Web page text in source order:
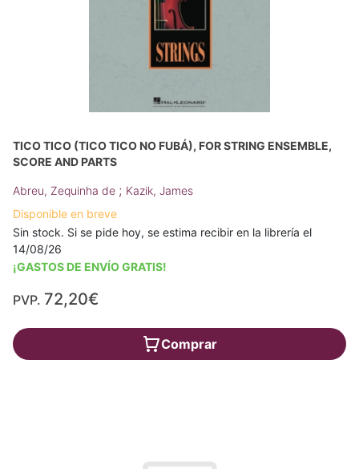
TICO TICO (TICO TICO NO FUBÁ), FOR STRING ENSEMBLE,
SCORE AND PARTS
Abreu, Zequinha de ; Kazik, James
Disponible en breve
Sin stock. Si se pide hoy, se estima recibir en la librería el
14/08/26
¡GASTOS DE ENVÍO GRATIS!
PVP. 72,20€
Comprar